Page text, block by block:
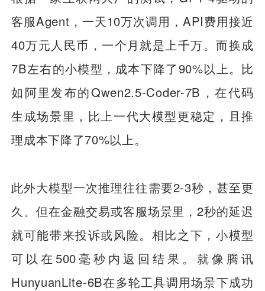
客服Agent，一天10万次调用，API费用接近
40万元人民币，一个月就是上千万。而换成
7B左右的小模型，成本下降了90%以上。比
如阿里发布的Qwen2.5-Coder-7B，在代码
生成场景里，比上一代大模型更稳定，且推
理成本下降了70%以上。
此外大模型一次推理往往需要2-3秒，甚至更
久。但在金融交易或客服场景里，2秒的延迟
就可能带来投诉或风险。相比之下，小模型
可以在500毫秒内返回结果。就像腾讯
HunyuanLite-6B在多轮工具调用场景下成功